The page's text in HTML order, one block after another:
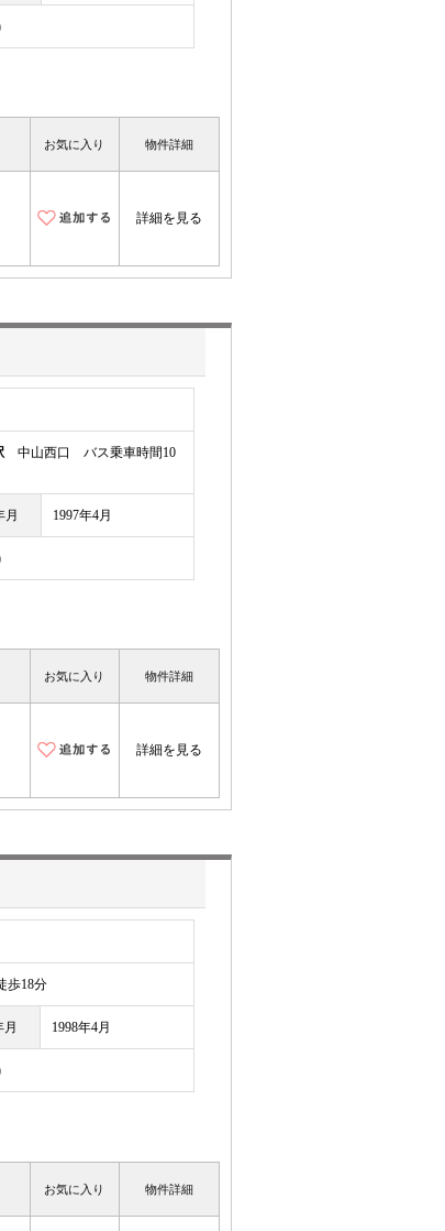
お気に入り 物件詳細
詳細を見る
中山西口 バス乗車時間10
月 1997年4月
お気に入り 物件詳細
詳細を見る
18分
1998年4月
お気に入り 物件詳細